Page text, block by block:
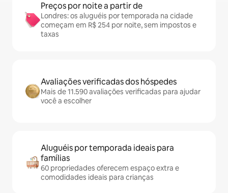
Preços por noite a partir de
Londres: os aluguéis por temporada na cidade
começam em R$ 254 por noite, sem impostos e
taxas
Avaliações verificadas dos hóspedes
Mais de 11.590 avaliações verificadas para ajudar
você a escolher
Aluguéis por temporada ideais para
famílias
60 propriedades oferecem espaço extra e
comodidades ideais para crianças